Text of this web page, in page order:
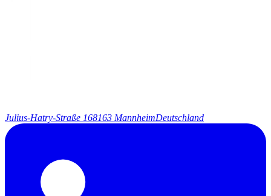
Julius-Hatry-Straße 168163 MannheimDeutschland